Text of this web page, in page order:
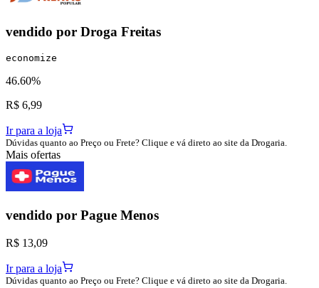
vendido por Droga Freitas
economize
46.60%
R$ 6,99
Ir para a loja
Dúvidas quanto ao Preço ou Frete? Clique e vá direto ao site da Drogaria.
Mais ofertas
vendido por Pague Menos
R$ 13,09
Ir para a loja
Dúvidas quanto ao Preço ou Frete? Clique e vá direto ao site da Drogaria.